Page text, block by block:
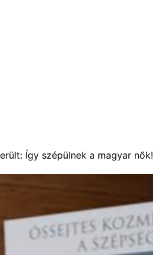
Így szépülnek a magyar nők!